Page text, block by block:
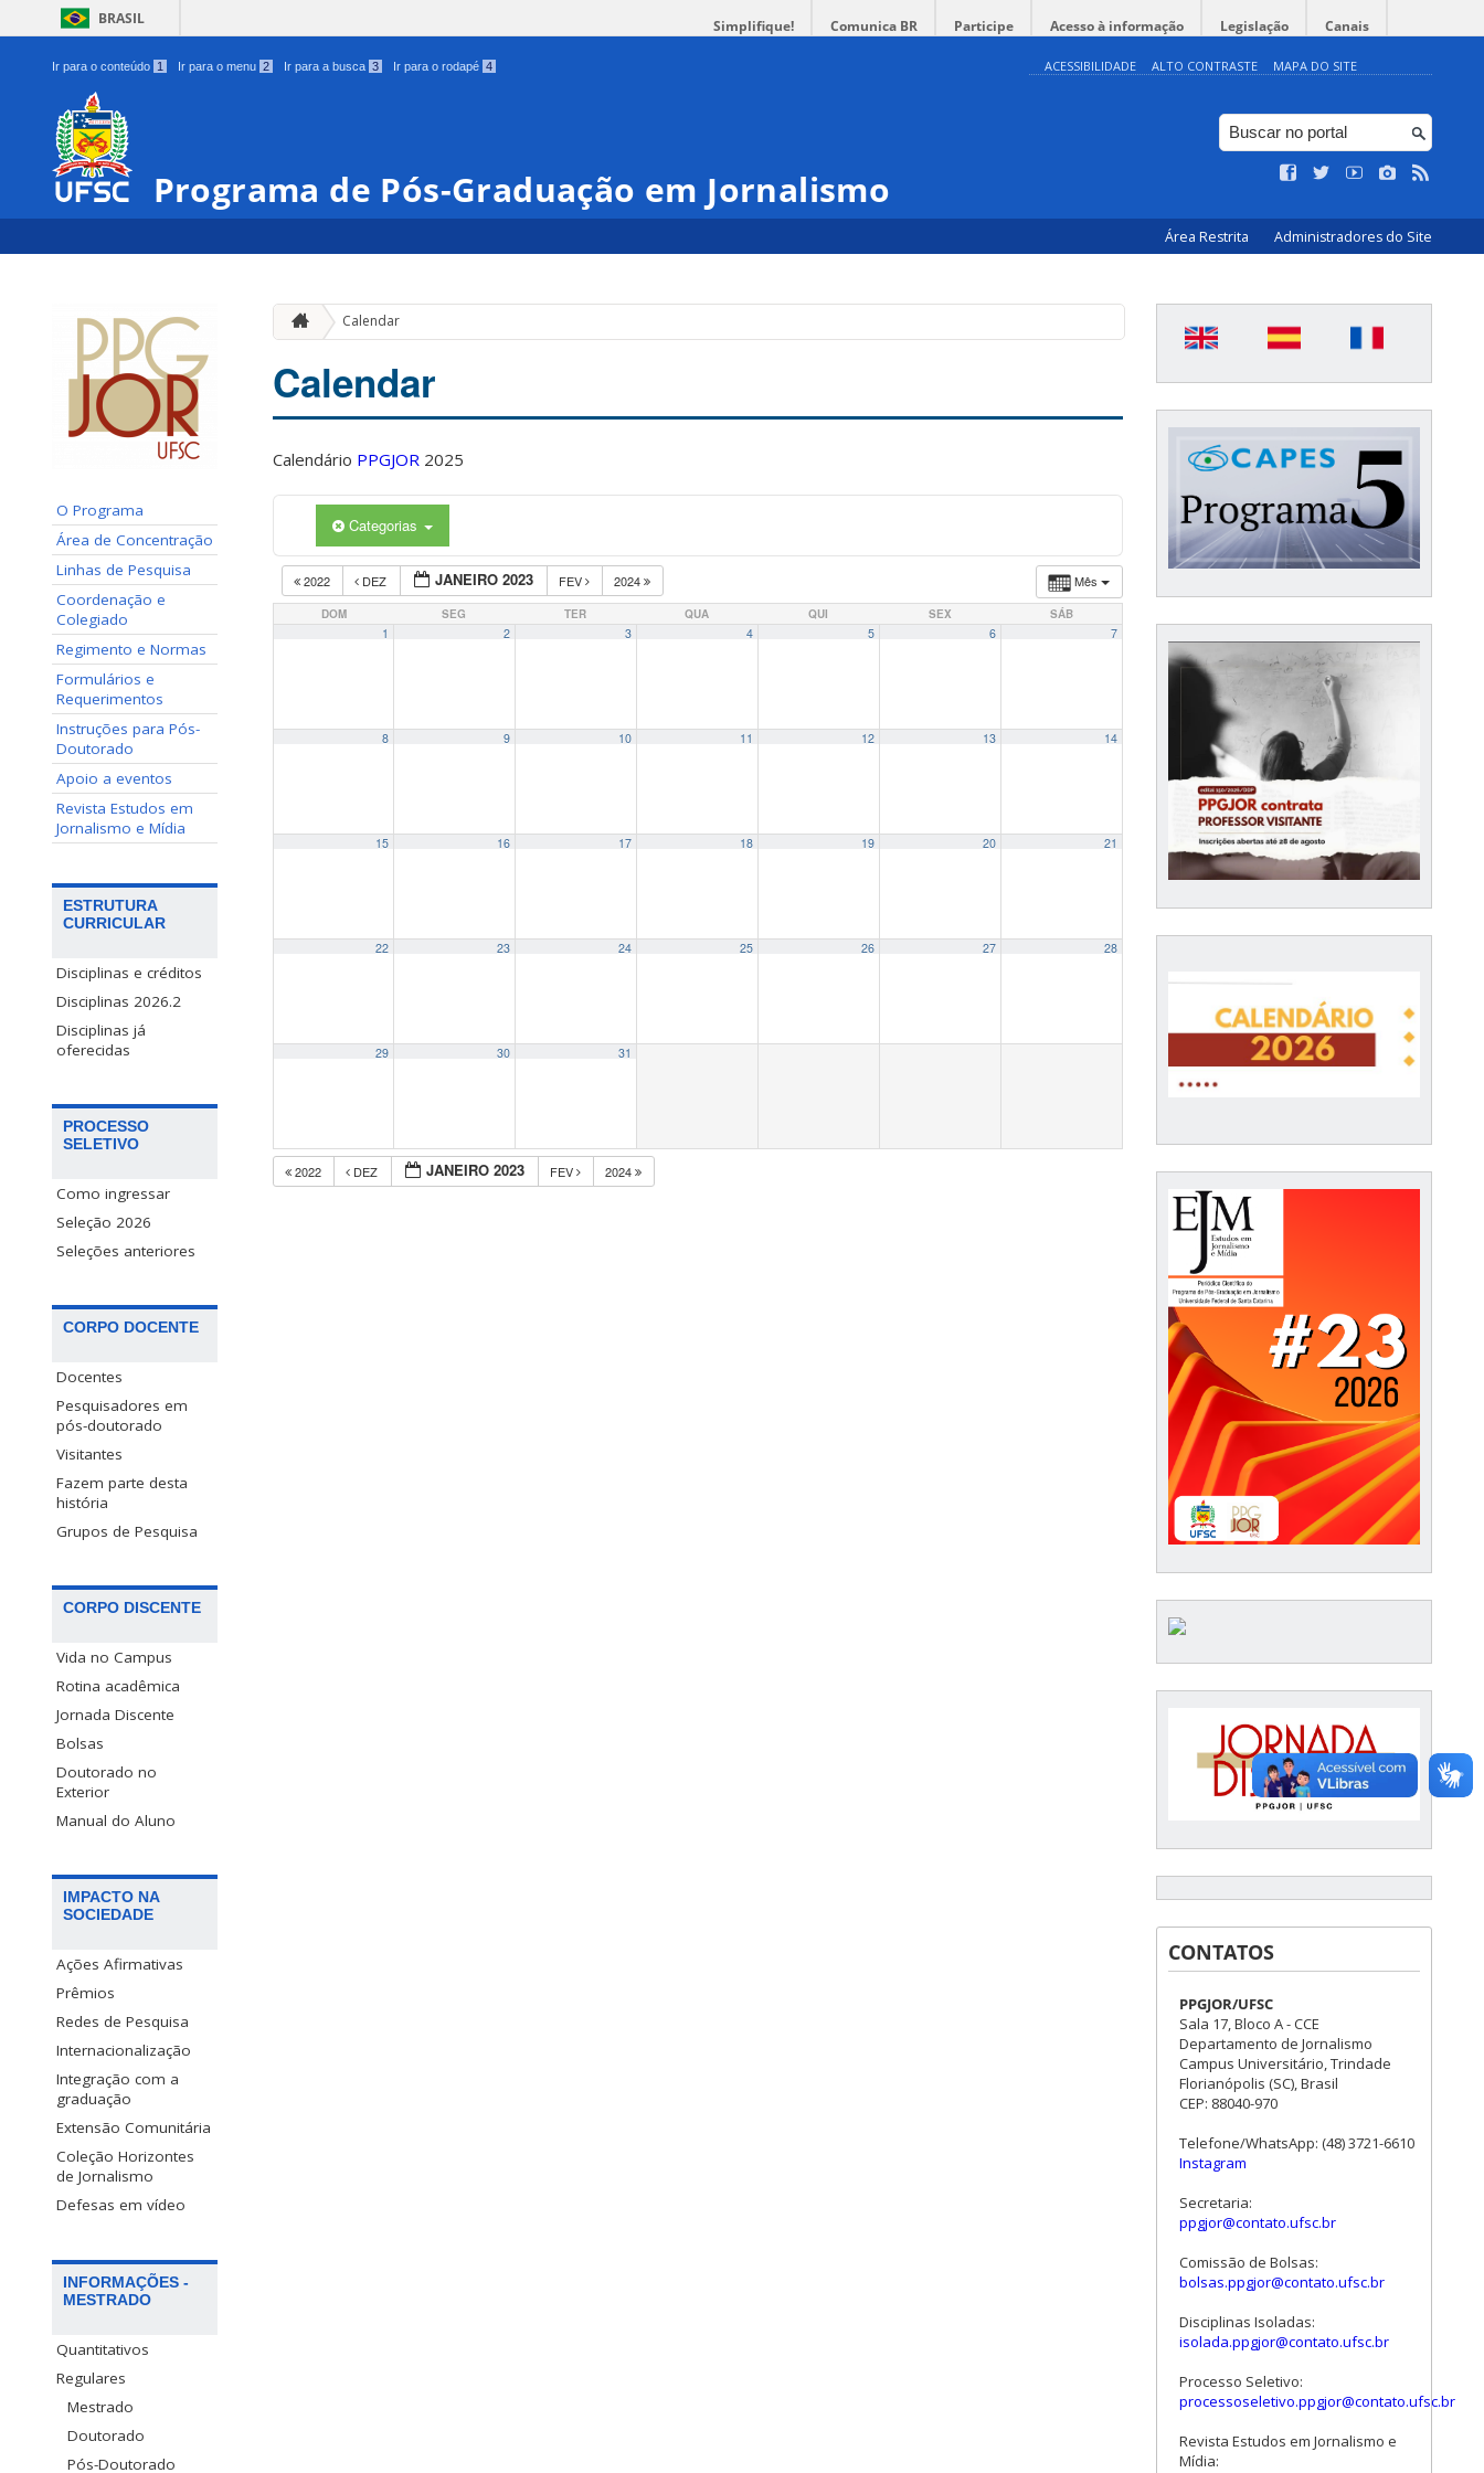
BRASIL Simplifique! Comunica BR Participe Acesso à informação Legislação Canais
Ir para o conteúdo 1 Ir para o menu 2 Ir para a busca 3 Ir para o rodapé 4 ACESSIBILIDADE ALTO CONTRASTE MAPA DO SITE
Programa de Pós-Graduação em Jornalismo
Área Restrita Administradores do Site
O Programa
Área de Concentração
Linhas de Pesquisa
Coordenação e
Colegiado
Regimento e Normas
Formulários e
Requerimentos
Instruções para Pós-
Doutorado
Apoio a eventos
Revista Estudos em
Jornalismo e Mídia
ESTRUTURA
CURRICULAR
Disciplinas e créditos
Disciplinas 2026.2
Disciplinas já
oferecidas
PROCESSO
SELETIVO
Como ingressar
Seleção 2026
Seleções anteriores
CORPO DOCENTE
Docentes
Pesquisadores em
pós-doutorado
Visitantes
Fazem parte desta
história
Grupos de Pesquisa
CORPO DISCENTE
Vida no Campus
Rotina acadêmica
Jornada Discente
Bolsas
Doutorado no
Exterior
Manual do Aluno
IMPACTO NA
SOCIEDADE
Ações Afirmativas
Prêmios
Redes de Pesquisa
Internacionalização
Integração com a
graduação
Extensão Comunitária
Coleção Horizontes
de Jornalismo
Defesas em vídeo
INFORMAÇÕES -
MESTRADO
Quantitativos
Regulares
Mestrado
Doutorado
Pós-Doutorado
Calendar
Calendar
Calendário PPGJOR 2025
Categorias
Mês
2022 DEZ JANEIRO 2023 FEV 2024
DOM SEG TER QUA QUI SEX SÁB
1 2 3 4 5 6 7
8 9 10 11 12 13 14
15 16 17 18 19 20 21
22 23 24 25 26 27 28
29 30 31
2022 DEZ JANEIRO 2023 FEV 2024
CONTATOS
PPGJOR/UFSC
Sala 17, Bloco A - CCE
Departamento de Jornalismo
Campus Universitário, Trindade
Florianópolis (SC), Brasil
CEP: 88040-970
Telefone/WhatsApp: (48) 3721-6610
Instagram
Secretaria:
ppgjor@contato.ufsc.br
Comissão de Bolsas:
bolsas.ppgjor@contato.ufsc.br
Disciplinas Isoladas:
isolada.ppgjor@contato.ufsc.br
Processo Seletivo:
processoseletivo.ppgjor@contato.ufsc.br
Revista Estudos em Jornalismo e
Mídia: